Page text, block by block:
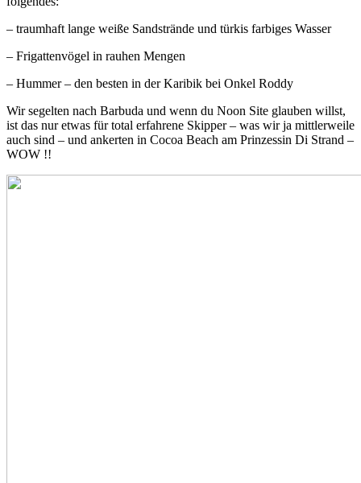
– traumhaft lange weiße Sandstrände und türkis farbiges Wasser
– Frigattenvögel in rauhen Mengen
– Hummer – den besten in der Karibik bei Onkel Roddy
Wir segelten nach Barbuda und wenn du Noon Site glauben willst,
ist das nur etwas für total erfahrene Skipper – was wir ja mittlerweile
auch sind – und ankerten in Cocoa Beach am Prinzessin Di Strand –
WOW !!